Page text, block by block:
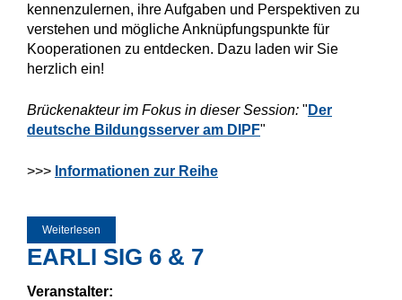
kennenzulernen, ihre Aufgaben und Perspektiven zu
verstehen und mögliche Anknüpfungspunkte für
Kooperationen zu entdecken. Dazu laden wir Sie
herzlich ein!
Brückenakteur im Fokus in dieser Session: " Der
deutsche Bildungsserver am DIPF"
>>> Informationen zur Reihe
Weiterlesen
EARLI SIG 6 & 7
Veranstalter: